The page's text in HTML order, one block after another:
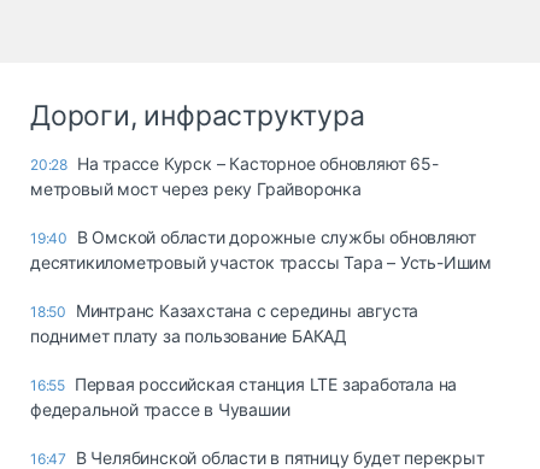
Дороги, инфраструктура
20:28 На трассе Курск – Касторное обновляют 65-
метровый мост через реку Грайворонка
19:40
В Омской области дорожные службы обновляют
десятикилометровый участок трассы Тара – Усть-Ишим
18:50
Минтранс Казахстана с середины августа
поднимет плату за пользование БАКАД
16:55 Первая российская станция LTE заработала на
федеральной трассе в Чувашии
16:47
В Челябинской области в пятницу будет перекрыт